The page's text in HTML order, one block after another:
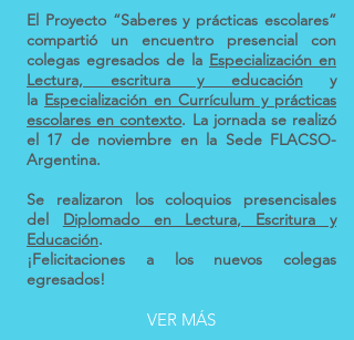
El Proyecto “Saberes y prácticas escolares”
compartió un encuentro presencial con
colegas egresados de la Especialización en
Lectura, escritura y educacióny
la Especialización en Currículum y prácticas
escolares en contexto. La jornada se realizó
el 17 de noviembre en la Sede FLACSO-
Argentina.
Se realizaron los coloquios presencisales
del Diplomado en Lectura, Escritura y
Educación.
¡Felicitaciones a los nuevos colegas
egresados!
VER MÁS